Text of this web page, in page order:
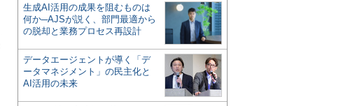
生成AI活用の成果を阻むものは
何か─AJSが説く、部門最適から
の脱却と業務プロセス再設計
データエージェントが導く「デ
ータマネジメント」の民主化と
AI活用の未来